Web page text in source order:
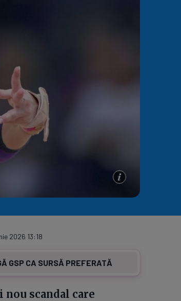
2026 13:18
GSP CA SURSĂ PREFERATĂ
nou scandal care